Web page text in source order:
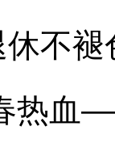
不
热血